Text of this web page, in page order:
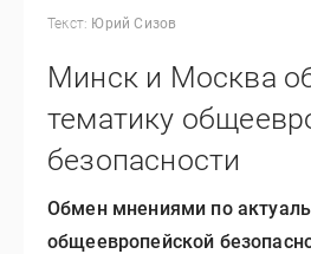
Текст: Юрий Сизов
Минск и Москва
тематику
безопасности
Обмен мнениями по
общеевропейской